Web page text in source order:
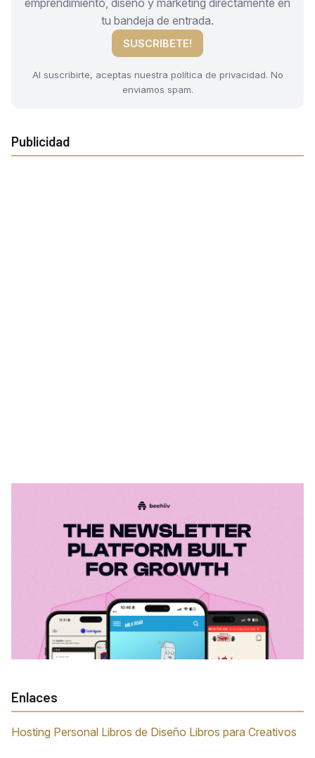
emprendimiento, diseño y marketing directamente en
tu bandeja de entrada.
SUSCRIBETE!
Al suscribirte, aceptas nuestra política de privacidad. No
enviamos spam.
Publicidad
Enlaces
Hosting Personal Libros de Diseño Libros para Creativos